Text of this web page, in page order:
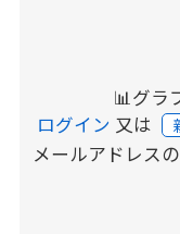
📊グラ
ログイン 又は
メールアドレス